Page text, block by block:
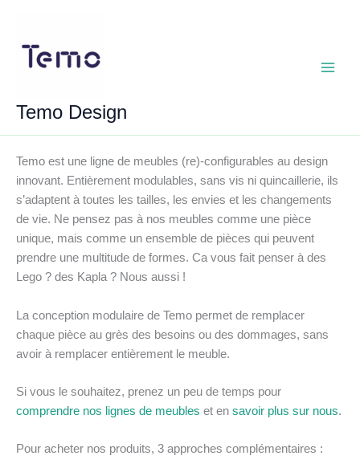
contenu
Temo Design
Temo est une ligne de meubles (re)-configurables au design
innovant. Entièrement modulables, sans vis ni quincaillerie, ils
s’adaptent à toutes les tailles, les envies et les changements
de vie. Ne pensez pas à nos meubles comme une pièce
unique, mais comme un ensemble de pièces qui peuvent
prendre une multitude de formes. Ca vous fait penser à des
Lego ? des Kapla ? Nous aussi !
La conception modulaire de Temo permet de remplacer
chaque pièce au grès des besoins ou des dommages, sans
avoir à remplacer entièrement le meuble.
Si vous le souhaitez, prenez un peu de temps pour
comprendre nos lignes de meubles et en savoir plus sur nous.
Pour acheter nos produits, 3 approches complémentaires :